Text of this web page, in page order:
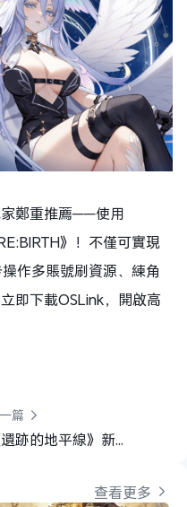
鄭重推薦——使用
》！不僅可實現
作多賬號刷資源、練角
即下載OSLink，開啟高
篇
《遺跡的地平線》新手開局必讀要點：職業選擇＋初期養成攻略
查看更多